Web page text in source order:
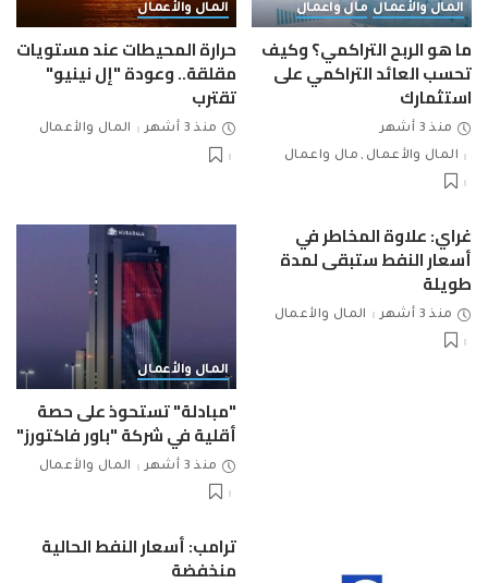
المال والأعمال مال واعمال
ما هو الربح التراكمي؟ وكيف
تحسب العائد التراكمي على
استثمارك
منذ 3 أشهر
المال والأعمال
مال واعمال
المال والأعمال
حرارة المحيطات عند مستويات
مقلقة.. وعودة "إل نينيو"
تقترب
منذ 3 أشهر المال والأعمال
غراي: علاوة المخاطر في
أسعار النفط ستبقى لمدة
طويلة
منذ 3 أشهر المال والأعمال
المال والأعمال
"مبادلة" تستحوذ على حصة
أقلية في شركة "باور فاكتورز"
منذ 3 أشهر المال والأعمال
ترامب: أسعار النفط الحالية
منخفضة